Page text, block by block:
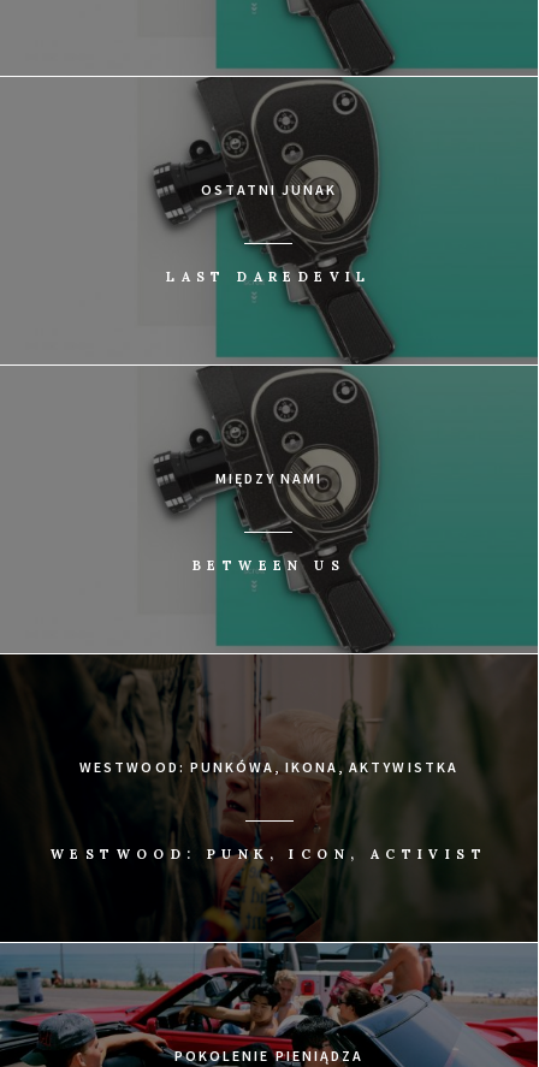
OSTATNI JUNAK
LAST DAREDEVIL
MIĘDZY NAMI
BETWEEN US
WESTWOOD: PUNKÓWA, IKONA, AKTYWISTKA
WESTWOOD: PUNK, ICON, ACTIVIST
POKOLENIE PIENIĄDZA